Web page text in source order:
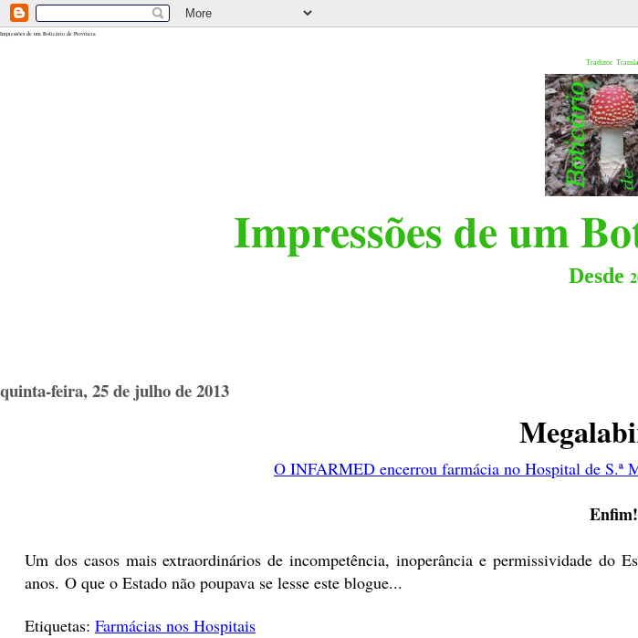
<$BlogRSDUrl$>
Impressões de um Boticário de Província
Tradutor
Impressões de um
Desde
quinta-feira, 25 de julho de 2013
O INFARMED encerrou farmácia no Hospital de S.ª
Enfim!
Um dos casos mais extraordinários de incompetência, inoperância e permissividade do
anos. O que o Estado não poupava se lesse este blogue...
Etiquetas: Farmácias nos Hospitais